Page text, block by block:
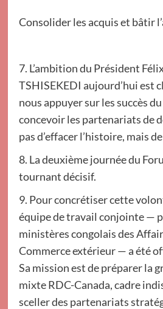
Consolider les acquis et bâtir
7. L’ambition du Président
TSHISEKEDI aujourd’hui est
nous appuyer sur les succès
concevoir les partenariats de
pas d’effacer l’histoire, mais
8. La deuxième journée du
tournant décisif.
9. Pour concrétiser cette
équipe de travail conjointe —
ministères congolais des
Commerce extérieur — a été
Sa mission est de préparer la
mixte RDC-Canada, cadre
sceller des partenariats